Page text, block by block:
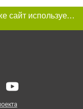
Этот сайт использует «cookies». Также сайт использует интернет-сервис для сбора технических данных касательно посетителей с целью получения маркетинговой и статистической информации. Условия обработки данных посетителей сайта см.